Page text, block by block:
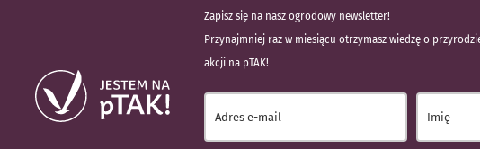
Zapisz się na nasz ogrodowy newsletter!
Przynajmniej raz w miesiącu otrzymasz wiedzę o
akcji na pTAK!